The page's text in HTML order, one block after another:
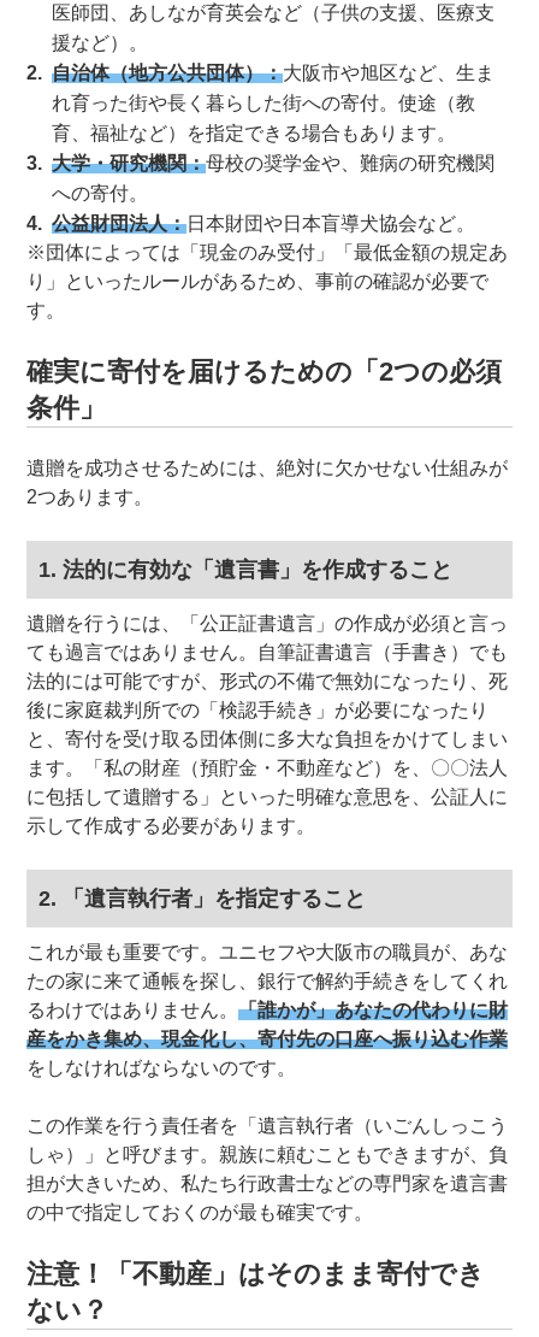
医師団、あしなが育英会など（子供の支援、医療支
援など）。
自治体（地方公共団体）：大阪市や旭区など、生ま
れ育った街や長く暮らした街への寄付。使途（教
育、福祉など）を指定できる場合もあります。
大学・研究機関：母校の奨学金や、難病の研究機関
への寄付。
公益財団法人：日本財団や日本盲導犬協会など。
※団体によっては「現金のみ受付」「最低金額の規定あ
り」といったルールがあるため、事前の確認が必要で
す。
確実に寄付を届けるための「2つの必須
条件」
遺贈を成功させるためには、絶対に欠かせない仕組みが
2つあります。
1. 法的に有効な「遺言書」を作成すること
遺贈を行うには、「公正証書遺言」の作成が必須と言っ
ても過言ではありません。自筆証書遺言（手書き）でも
法的には可能ですが、形式の不備で無効になったり、死
後に家庭裁判所での「検認手続き」が必要になったり
と、寄付を受け取る団体側に多大な負担をかけてしまい
ます。「私の財産（預貯金・不動産など）を、〇〇法人
に包括して遺贈する」といった明確な意思を、公証人に
示して作成する必要があります。
2. 「遺言執行者」を指定すること
これが最も重要です。ユニセフや大阪市の職員が、あな
たの家に来て通帳を探し、銀行で解約手続きをしてくれ
るわけではありません。「誰かが」あなたの代わりに財
産をかき集め、現金化し、寄付先の口座へ振り込む作業
をしなければならないのです。
この作業を行う責任者を「遺言執行者（いごんしっこう
しゃ）」と呼びます。親族に頼むこともできますが、負
担が大きいため、私たち行政書士などの専門家を遺言書
の中で指定しておくのが最も確実です。
注意！「不動産」はそのまま寄付でき
ない？